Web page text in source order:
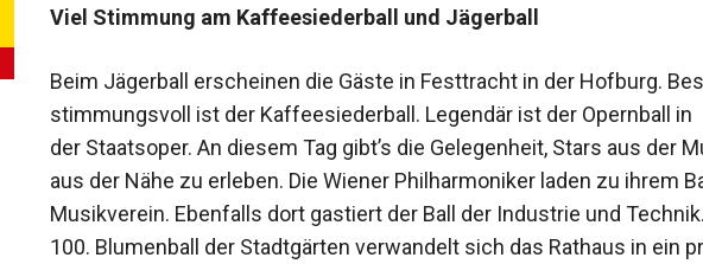
Viel Stimmung am Kaffeesiederball und Jägerball
Beim Jägerball erscheinen die Gäste in Festtracht in der Hofburg.
stimmungsvoll ist der Kaffeesiederball. Legendär ist der Opernball in
der Staatsoper. An diesem Tag gibt’s die Gelegenheit, Stars aus der
aus der Nähe zu erleben. Die Wiener Philharmoniker laden zu ihrem
Musikverein. Ebenfalls dort gastiert derBall der Industrie und Technik.
100. Blumenball der Stadtgärten verwandelt sich das Rathaus in ein